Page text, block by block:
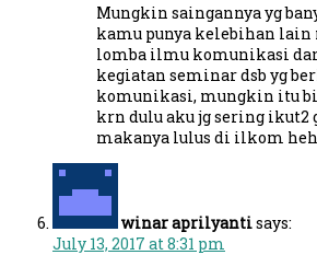
Mungkin saingannya yg
kamu punya kelebihan
lomba ilmu komunikasi
kegiatan seminar dsb yg
komunikasi, mungkin itu
krn dulu aku jg sering
makanya lulus di ilkom
winar aprilyantisays:
July 13, 2017 at 8:31 pm